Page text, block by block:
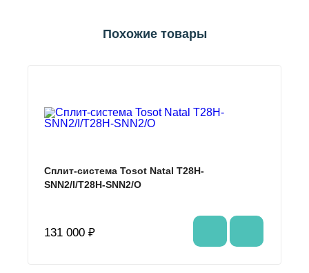
Похожие товары
Сплит-система Tosot Natal T28H-
SNN2/I/T28H-SNN2/O
131 000 ₽